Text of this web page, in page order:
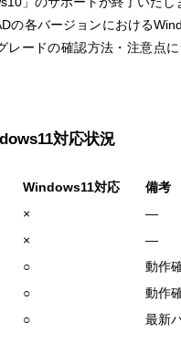
の各バージョンにおける
レードの確認方法・注意点
対応状況
Windows11対応
備考
×
―
×
―
○
動作
○
動作
○ 最新